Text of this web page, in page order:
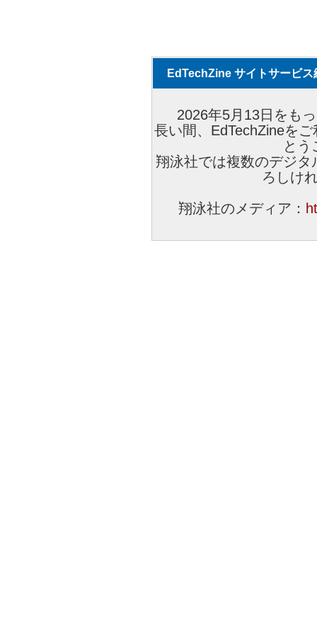
EdTechZine サイトサービス
2026年5月13日をも
長い間、EdTechZineを
とう
翔泳社では複数のデジ
ろしけ
翔泳社のメディア：